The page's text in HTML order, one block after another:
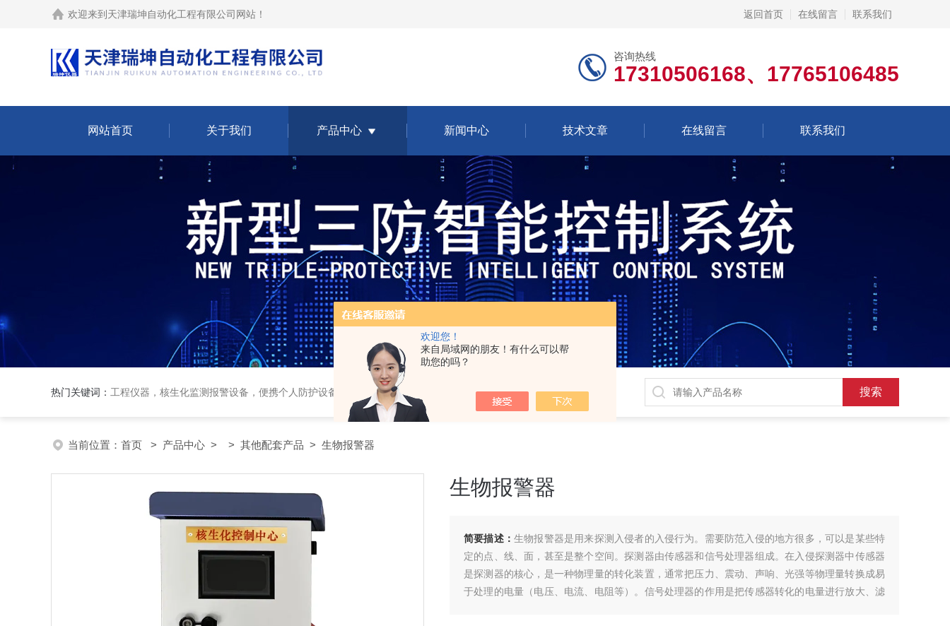
欢迎您！
来自局域网的朋友！有什么可以帮
助您的吗？
欢迎来到 天津瑞坤自动化工程有限公司网站 ！ 返回首页 在线留言 联系我们
咨询热线
17310506168、17765106485
网站首页 关于我们 产品中心 新闻中心 技术文章 在线留言 联系我们
热门关键词： 工程仪器，核生化监测报警设备，便携个人防护设备，车载三防系统，
当前位置： 首页 > 产品中心 > > 其他配套产品 > 生物报警器
生物报警器
简要描述： 生物报警器是用来探测入侵者的入侵行为。需要防范入侵的地方很多，可以是某些特
定的点、线、面，甚至是整个空间。探测器由传感器和信号处理器组成。在入侵探测器中传感器
是探测器的核心，是一种物理量的转化装置，通常把压力、震动、声响、光强等物理量转换成易
于处理的电量（电压、电流、电阻等）。信号处理器的作用是把传感器转化的电量进行放大、滤